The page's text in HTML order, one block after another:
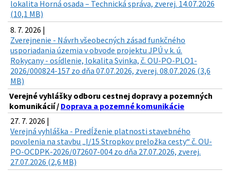
lokalita Horná osada – Technická správa, zverej. 14.07.2026
(10,1 MB)
8. 7. 2026 |
Zverejnenie - Návrh všeobecných zásad funkčného
usporiadania územia v obvode projektu JPÚ v k. ú.
Rokycany - osídlenie, lokalita Svinka, č. OU-PO-PLO1-
2026/000824-157 zo dňa 07.07.2026, zverej. 08.07.2026 (3,6
MB)
Verejné vyhlášky odboru cestnej dopravy a pozemných
komunikácií / Doprava a pozemné komunikácie
27. 7. 2026 |
Verejná vyhláška - Predĺženie platnosti stavebného
povolenia na stavbu „I/15 Stropkov preložka cesty“ č. OU-
PO-OCDPK-2026/072607-004 zo dňa 27.07.2026, zverej.
27.07.2026 (2,6 MB)